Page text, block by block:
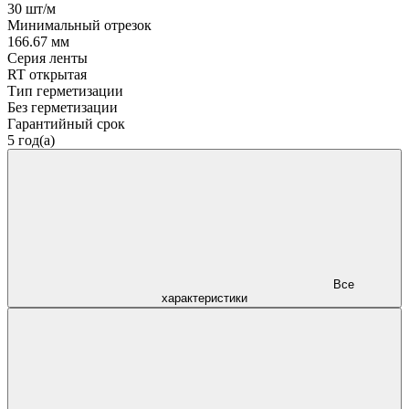
30 шт/м
Минимальный отрезок
166.67 мм
Серия ленты
RT открытая
Тип герметизации
Без герметизации
Гарантийный срок
5 год(а)
характеристики